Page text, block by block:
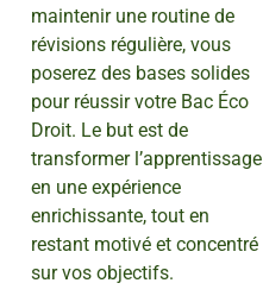
maintenir une routine de
révisions régulière, vous
poserez des bases solides
pour réussir votre Bac Éco
Droit. Le but est de
transformer l’apprentissage
en une expérience
enrichissante, tout en
restant motivé et concentré
sur vos objectifs.